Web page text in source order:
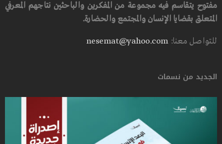
مفتوح يتقاسم فيه مجموعة من المفكرين والباحثين نتاجهم المعرفي
المتعلق بقضايا الإنسان والمجتمع والحضارة.
للتواصل معنا:nesemat@yahoo.com
الجديد من نسمات